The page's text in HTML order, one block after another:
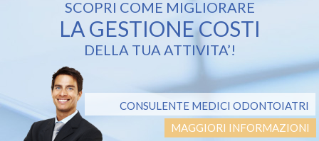
SCOPRI COME MIGLIORARE
LA GESTIONE COSTI
DELLA TUA ATTIVITA’!
CONSULENTE MEDICI ODONTOIATRI
MAGGIORI INFORMAZIONI